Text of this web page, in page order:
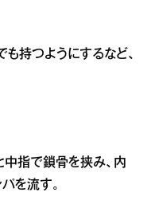
持つようにするなど、
指で鎖骨を挟み、内
を流す。